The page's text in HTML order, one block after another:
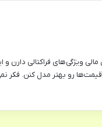
مالی ویژگی‌های فراکتالی دارن و
رو بهتر مدل کنن. فکر